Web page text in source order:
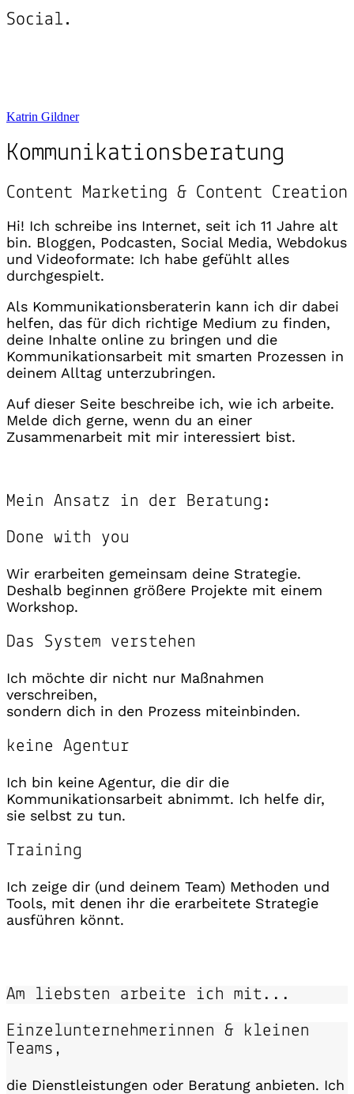
Social.
Katrin Gildner
Kommunikationsberatung
Content Marketing & Content Creation
Hi! Ich schreibe ins Internet, seit ich 11 Jahre alt
bin. Bloggen, Podcasten, Social Media, Webdokus
und Videoformate: Ich habe gefühlt alles
durchgespielt.
Als Kommunikationsberaterin kann ich dir dabei
helfen, das für dich richtige Medium zu finden,
deine Inhalte online zu bringen und die
Kommunikationsarbeit mit smarten Prozessen in
deinem Alltag unterzubringen.
Auf dieser Seite beschreibe ich, wie ich arbeite.
Melde dich gerne, wenn du an einer
Zusammenarbeit mit mir interessiert bist.
Mein Ansatz in der Beratung:
Done with you
Wir erarbeiten gemeinsam deine Strategie.
Deshalb beginnen größere Projekte mit einem
Workshop.
Das System verstehen
Ich möchte dir nicht nur Maßnahmen
verschreiben,
sondern dich in den Prozess miteinbinden.
keine Agentur
Ich bin keine Agentur, die dir die
Kommunikationsarbeit abnimmt. Ich helfe dir,
sie selbst zu tun.
Training
Ich zeige dir (und deinem Team) Methoden und
Tools, mit denen ihr die erarbeitete Strategie
ausführen könnt.
Am liebsten arbeite ich mit...
Einzelunternehmerinnen & kleinen
Teams,
die Dienstleistungen oder Beratung anbieten. Ich